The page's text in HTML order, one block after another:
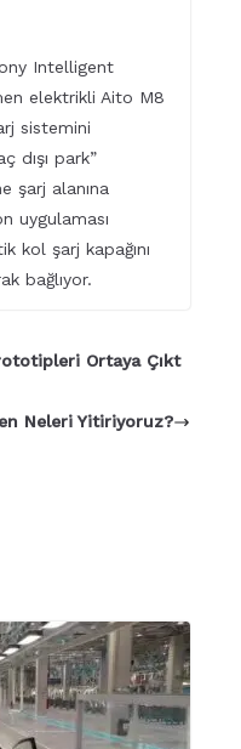
Intelligent
elektrikli Aito M8
sistemini
dışı park”
şarj alanına
uygulaması
kol şarj kapağını
bağlıyor.
Ortaya Çıkt
Neleri Yitiriyoruz?